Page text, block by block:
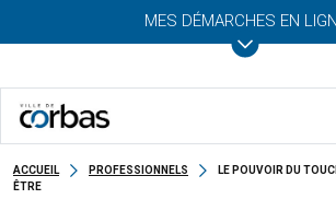
MES DÉMARCHES EN
ACCUEIL PROFESSIONNELS
LE POUVOIR DU
ÊTRE